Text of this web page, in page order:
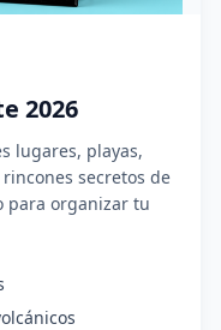
2026
lugares, playas,
secretos de
para organizar tu